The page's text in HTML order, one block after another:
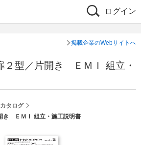
ログイン
掲載企業のWebサイトへ
型／片開き ＥＭＩ 組立・
タログ
き ＥＭＩ 組立・施工説明書